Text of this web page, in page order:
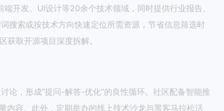
开发、UI设计等20余个技术领域，同时提供行业报告、
搜索或按技术方向快速定位所需资源，节省信息筛选时
获取开源项目深度拆解。
论，形成“提问-解答-优化”的良性循环。社区配备智能推
内容。此外，定期举办的线上技术沙龙与黑客马拉松活